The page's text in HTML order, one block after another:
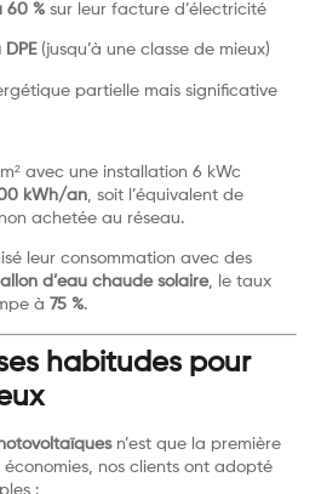
60 % sur leur facture d’électricité
(jusqu’à une classe de mieux)
partielle mais significative
avec une installation 6 kWc
kWh/an , soit l’équivalent de
achetée au réseau.
leur consommation avec des
d’eau chaude solaire, le taux
à 75 %.
habitudes pour
n’est que la première
économies, nos clients ont adopté